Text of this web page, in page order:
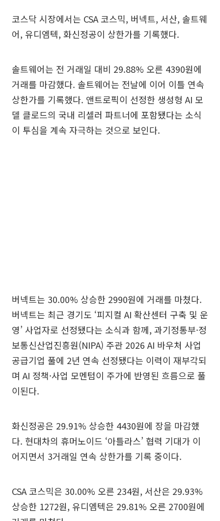
코스닥 시장에서는 CSA 코스믹, 버넥트, 서산, 솔트웨
어, 유디엠텍, 화신정공이 상한가를 기록했다.
솔트웨어는 전 거래일 대비 29.88% 오른 4390원에
거래를 마감했다. 솔트웨어는 전날에 이어 이틀 연속
상한가를 기록했다. 앤트로픽이 선정한 생성형 AI 모
델 클로드의 국내 리셀러 파트너에 포함됐다는 소식
이 투심을 계속 자극하는 것으로 보인다.
버넥트는 30.00% 상승한 2990원에 거래를 마쳤다.
버넥트는 최근 경기도 ‘피지컬 AI 확산센터 구축 및 운
영’ 사업자로 선정됐다는 소식과 함께, 과기정통부·정
보통신산업진흥원(NIPA) 주관 2026 AI 바우처 사업
공급기업 풀에 2년 연속 선정됐다는 이력이 재부각되
며 AI 정책·사업 모멘텀이 주가에 반영된 흐름으로 풀
이된다.
화신정공은 29.91% 상승한 4430원에 장을 마감했
다. 현대차의 휴머노이드 ‘아틀라스’ 협력 기대가 이
어지면서 3거래일 연속 상한가를 기록 중이다.
CSA 코스믹은 30.00% 오른 234원, 서산은 29.93%
상승한 1272원, 유디엠텍은 29.81% 오른 2700원에